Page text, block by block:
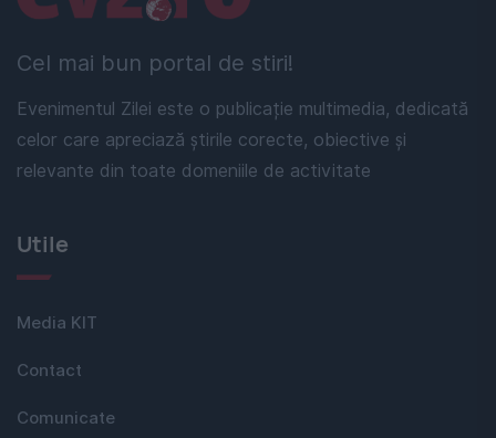
Cel mai bun portal de stiri!
Evenimentul Zilei este o publicație multimedia, dedicată
celor care apreciază știrile corecte, obiective și
relevante din toate domeniile de activitate
Utile
Media KIT
Contact
Comunicate